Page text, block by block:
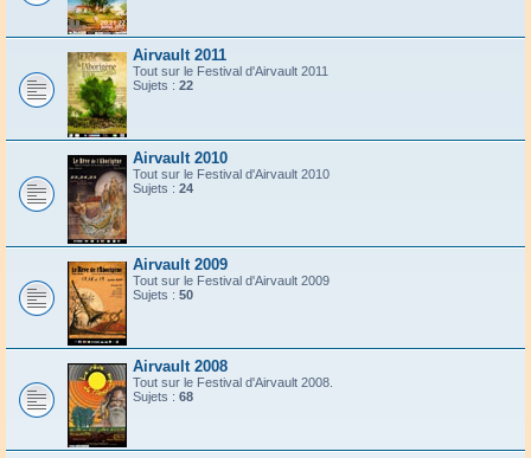
Airvault 2011
Tout sur le Festival d'Airvault 2011
Sujets : 22
Airvault 2010
Tout sur le Festival d'Airvault 2010
Sujets : 24
Airvault 2009
Tout sur le Festival d'Airvault 2009
Sujets : 50
Airvault 2008
Tout sur le Festival d'Airvault 2008.
Sujets : 68